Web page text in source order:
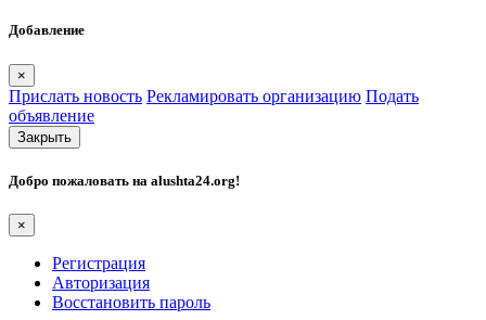
Добавление
×
Прислать новость Рекламировать организацию Подать
объявление
Закрыть
Добро пожаловать на alushta24.org!
×
Регистрация
Авторизация
Восстановить пароль